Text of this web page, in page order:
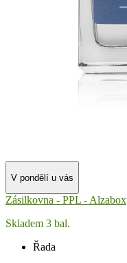
V pondělí u vás
Zásilkovna - PPL - Alzabox
Skladem 3 bal.
Řada